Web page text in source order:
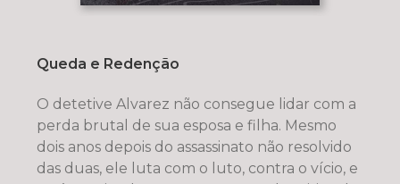
Queda e Redenção
O detetive Alvarez não consegue lidar com a
perda brutal de sua esposa e filha. Mesmo
dois anos depois do assassinato não resolvido
das duas, ele luta com o luto, contra o vício, e